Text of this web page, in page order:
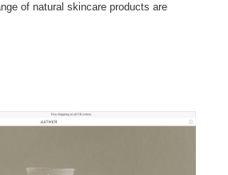
of natural skincare products are